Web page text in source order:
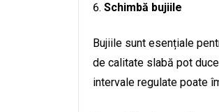
Schimbă bujiile
Bujiile sunt esențiale
de calitate slabă pot
intervale regulate poate